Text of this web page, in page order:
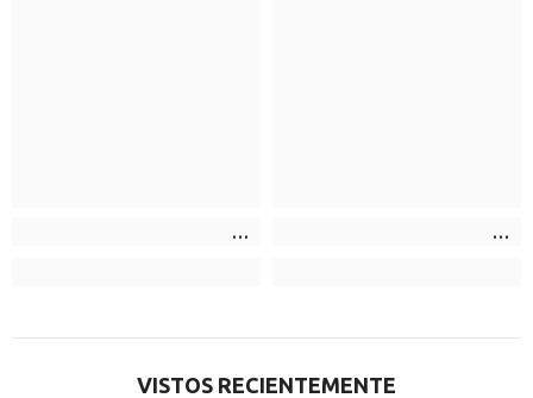
VISTOS RECIENTEMENTE